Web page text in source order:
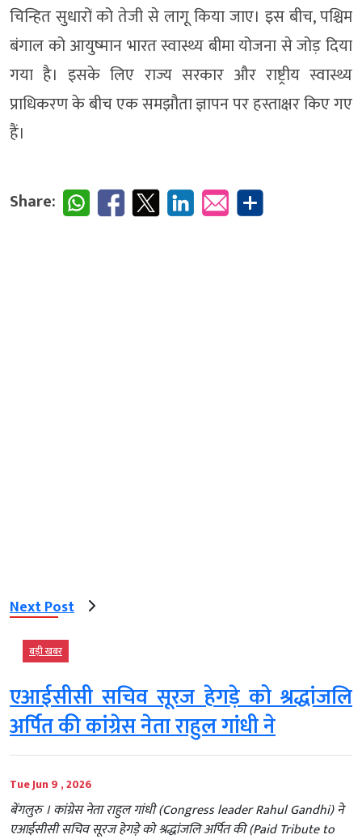
चिन्हित सुधारों को तेजी से लागू किया जाए। इस बीच, पश्चिम
बंगाल को आयुष्मान भारत स्वास्थ्य बीमा योजना से जोड़ दिया
गया है। इसके लिए राज्य सरकार और राष्ट्रीय स्वास्थ्य
प्राधिकरण के बीच एक समझौता ज्ञापन पर हस्ताक्षर किए गए
हैं।
Share:
Next Post
बड़ी खबर
एआईसीसी सचिव सूरज हेगड़े को श्रद्धांजलि
अर्पित की कांग्रेस नेता राहुल गांधी ने
Tue Jun 9 , 2026
बेंगलुरु । कांग्रेस नेता राहुल गांधी (Congress leader Rahul Gandhi) ने
एआईसीसी सचिव सूरज हेगड़े को श्रद्धांजलि अर्पित की (Paid Tribute to